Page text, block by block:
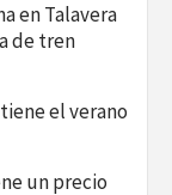
en Talavera
de tren
el verano
un precio